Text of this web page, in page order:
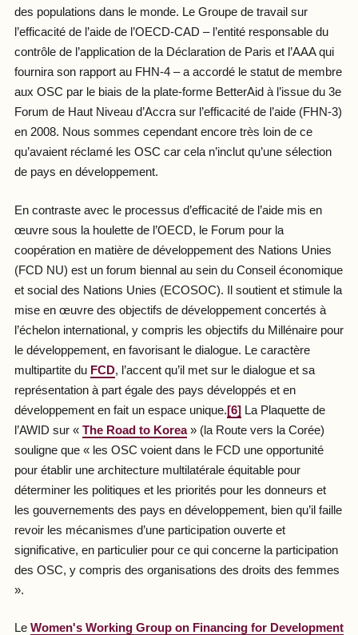
des populations dans le monde. Le Groupe de travail sur
l’efficacité de l’aide de l’OECD-CAD – l’entité responsable du
contrôle de l’application de la Déclaration de Paris et l’AAA qui
fournira son rapport au FHN-4 – a accordé le statut de membre
aux OSC par le biais de la plate-forme BetterAid à l’issue du 3e
Forum de Haut Niveau d’Accra sur l’efficacité de l’aide (FHN-3)
en 2008. Nous sommes cependant encore très loin de ce
qu’avaient réclamé les OSC car cela n’inclut qu’une sélection
de pays en développement.
En contraste avec le processus d’efficacité de l’aide mis en
œuvre sous la houlette de l’OECD, le Forum pour la
coopération en matière de développement des Nations Unies
(FCD NU) est un forum biennal au sein du Conseil économique
et social des Nations Unies (ECOSOC). Il soutient et stimule la
mise en œuvre des objectifs de développement concertés à
l’échelon international, y compris les objectifs du Millénaire pour
le développement, en favorisant le dialogue. Le caractère
multipartite du FCD, l’accent qu’il met sur le dialogue et sa
représentation à part égale des pays développés et en
développement en fait un espace unique.[6]La Plaquette de
l’AWID sur « The Road to Korea» (la Route vers la Corée)
souligne que « les OSC voient dans le FCD une opportunité
pour établir une architecture multilatérale équitable pour
déterminer les politiques et les priorités pour les donneurs et
les gouvernements des pays en développement, bien qu’il faille
revoir les mécanismes d’une participation ouverte et
significative, en particulier pour ce qui concerne la participation
des OSC, y compris des organisations des droits des femmes
».
Le Women's Working Group on Financing for Development